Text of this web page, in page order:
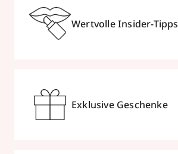
Wertvolle Insider-Tipps
Exklusive Geschenke